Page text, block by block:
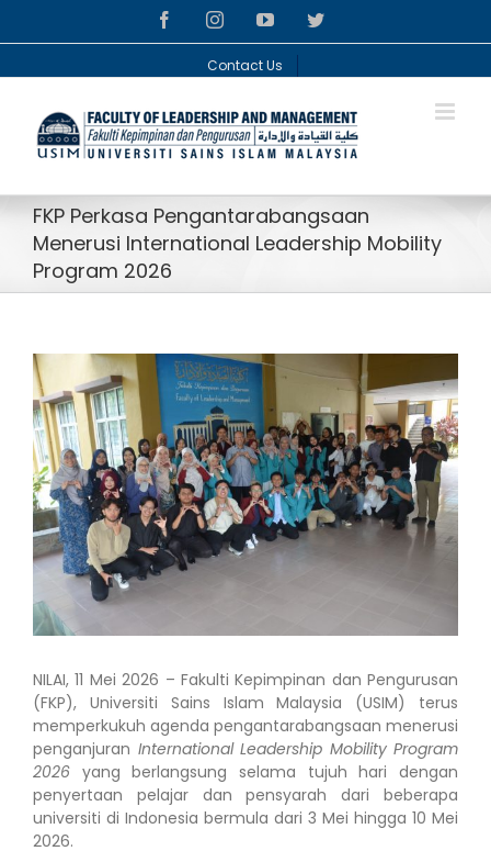
facebookinstagramyoutubetwitter
Contact Us
FKP Perkasa Pengantarabangsaan
Menerusi International Leadership Mobility
Program 2026
View
Larger
Image
NILAI, 11 Mei 2026 – Fakulti Kepimpinan dan Pengurusan
(FKP), Universiti Sains Islam Malaysia (USIM) terus
memperkukuh agenda pengantarabangsaan menerusi
penganjuran International Leadership Mobility Program
2026 yang berlangsung selama tujuh hari dengan
penyertaan pelajar dan pensyarah dari beberapa
universiti di Indonesia bermula dari 3 Mei hingga 10 Mei
2026.